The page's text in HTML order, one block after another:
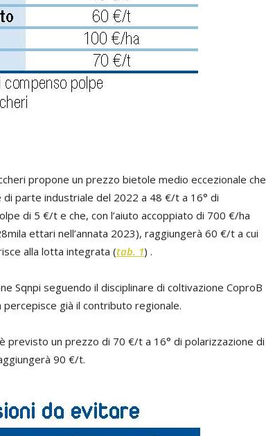
propone un prezzo bietole medio eccezionale che
parte industriale del 2022 a 48 €/t a 16° di
di 5 €/t e che, con l’aiuto accoppiato di 700 €/ha
ettari nell’annata 2023), raggiungerà 60 €/t a cui
alla lotta integrata (tab. 1) .
Sqnpi seguendo il disciplinare di coltivazione CoproB
già il contributo regionale.
previsto un prezzo di 70 €/t a 16° di polarizzazione di
90 €/t.